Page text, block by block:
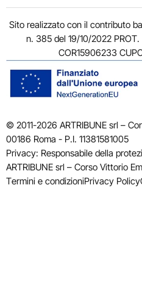
Sito realizzato con il contributo
n. 385 del 19/10/2022
COR15906233
© 2011-2026 ARTRIBUNE srl –
00186 Roma - P.I. 11381581005
Privacy: Responsabile della
ARTRIBUNE srl – Corso Vittorio
Termini e condizioniPrivacy Policy